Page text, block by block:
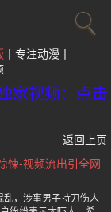
专注动漫
家视频：点击
返回上页
悚-视频流出引全网
，涉事男子持刀伤人